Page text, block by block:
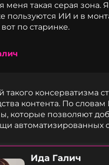
меня такая серая зона.
пользуются ИИ и в
по старинке.
такого консерватизма
контента. По
которые позволяют
автоматизированных
Ида Галич